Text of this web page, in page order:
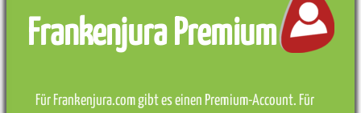
Frankenjura Premium
Für Frankenjura.com gibt es einen Premium-Account. Für